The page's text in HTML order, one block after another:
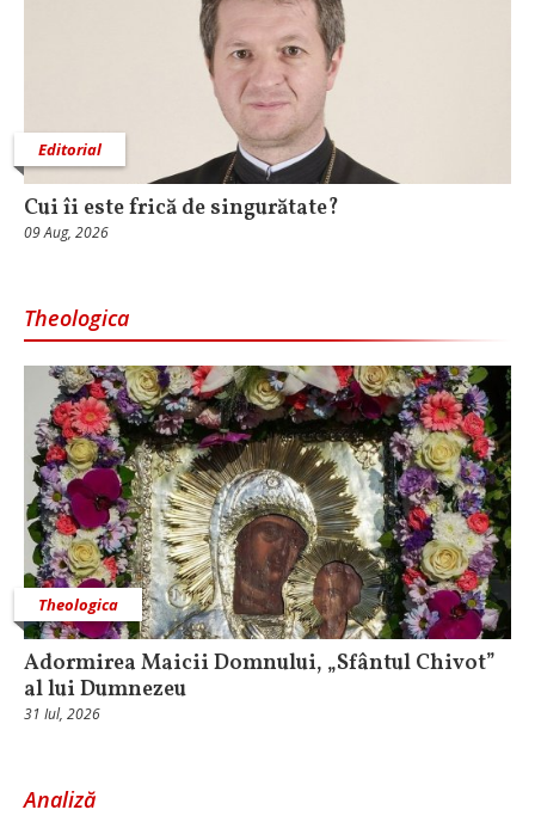
Editorial
Cui îi este frică de singurătate?
09 Aug, 2026
Theologica
Theologica
Adormirea Maicii Domnului, „Sfântul Chivot”
al lui Dumnezeu
31 Iul, 2026
Analiză